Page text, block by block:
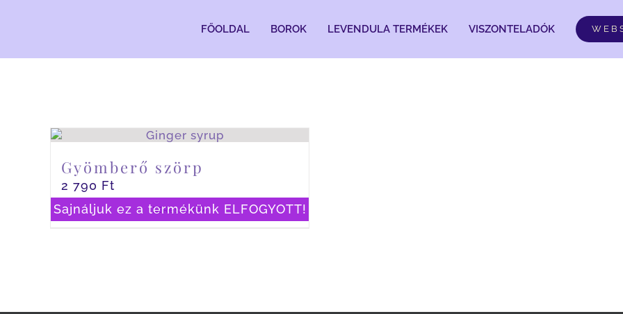
FŐOLDAL BOROK LEVENDULA TERMÉKEK VISZONTELADÓK
Sajnáljuk ez a termékünk ELFOGYOTT!
Gyömberő szörp
2 790 Ft
Részletek